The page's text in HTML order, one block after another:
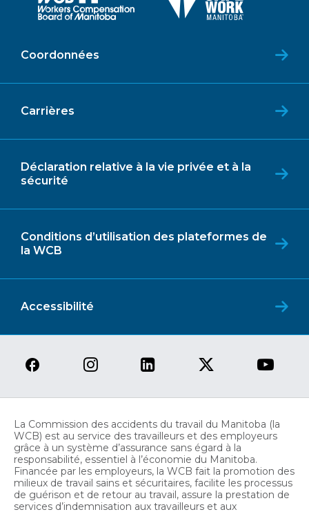
Coordonnées
Carrières
Déclaration relative à la vie privée et à la
sécurité
Conditions d’utilisation des plateformes de
la WCB
Accessibilité
La Commission des accidents du travail du Manitoba (la
WCB) est au service des travailleurs et des employeurs
grâce à un système d’assurance sans égard à la
responsabilité, essentiel à l’économie du Manitoba.
Financée par les employeurs, la WCB fait la promotion des
milieux de travail sains et sécuritaires, facilite les processus
de guérison et de retour au travail, assure la prestation de
services d’indemnisation aux travailleurs et aux